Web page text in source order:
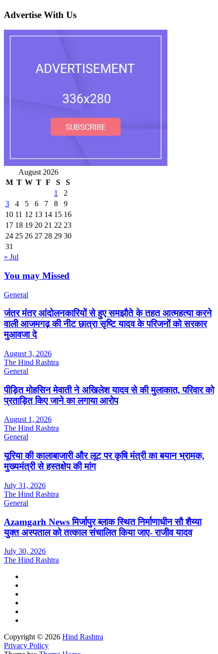
Advertise With Us
August 2026
M T W T F S
S
1
2
3
4 5 6 7 8
9
10 11 12 13 14 15 16
17 18 19 20 21 22 23
24 25 26 27 28 29 30
31
« Jul
You may Missed
General
जंतर मंतर आंदोलनकारियों से हुए समझौते के तहत आत्महत्या करने
वाली आजमगढ़ की नीट छात्रा सृष्टि यादव के परिजनों को सरकार
मुआवजा दे
August 3, 2026
The Hind Rashtra
General
पीड़ित मोहसिन मेवाती ने अखिलेश यादव से की मुलाकात, परिवार को
प्रताड़ित किए जाने का लगाया आरोप
August 1, 2026
The Hind Rashtra
General
यूरिया की कालाबाजारी और लूट पर कृषि मंत्री का बयान भ्रामक,
मुख्यमंत्री से हस्तक्षेप की मांग
July 31, 2026
The Hind Rashtra
General
Azamgarh News मिर्जापुर ब्लाक स्थित निर्माणाधीन सौ शैय्या
युक्त अस्पताल को तत्काल संचालित किया जाए- राजीव यादव
July 30, 2026
The Hind Rashtra
Copyright © 2026 Hind Rashtra
Privacy Policy